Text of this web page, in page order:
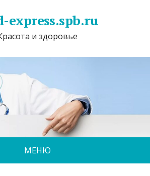
express.spb.ru
и здоровье
МЕНЮ